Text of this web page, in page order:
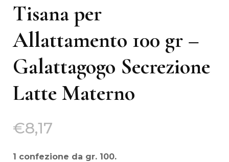
Tisana per
Allattamento 100 gr –
Galattagogo Secrezione
Latte Materno
€8,17
1 confezione da gr. 100.